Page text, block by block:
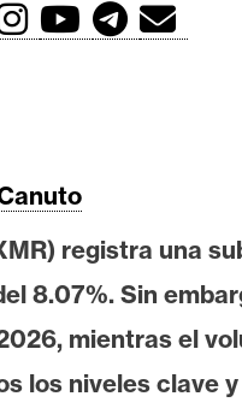
registra una
8.07%. Sin
mientras el
los niveles clave